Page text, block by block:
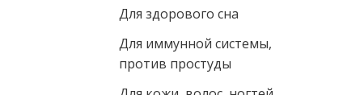
Для здорового сна
Для иммунной системы,
против простуды